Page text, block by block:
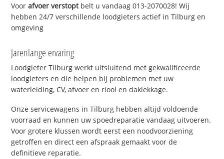
Voorafvoer verstoptbelt u vandaag 013-2070028! Wij
hebben 24/7 verschillende loodgieters actief in Tilburg en
omgeving
Jarenlange ervaring
Loodgieter Tilburg werkt uitsluitend met gekwalificeerde
loodgieters en die helpen bij problemen met uw
waterleiding, CV, afvoer en riool en daklekkage.
Onze servicewagens in Tilburg hebben altijd voldoende
voorraad en kunnen uw spoedreparatie vandaag uitvoeren.
Voor grotere klussen wordt eerst een noodvoorziening
getroffen en direct een afspraak gemaakt voor de
definitieve reparatie.